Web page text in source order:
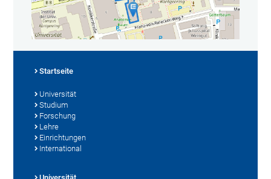
Startseite
Universität
Studium
Forschung
Lehre
Einrichtungen
International